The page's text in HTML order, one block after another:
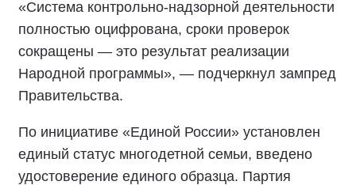
«Система контрольно-надзорной деятельности
полностью оцифрована, сроки проверок
сокращены — это результат реализации
Народной программы», — подчеркнул зампред
Правительства.
По инициативе «Единой России» установлен
единый статус многодетной семьи, введено
удостоверение единого образца. Партия